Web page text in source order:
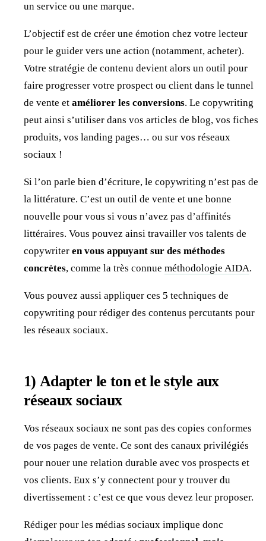
un service ou une marque.
L’objectif est de créer une émotion chez votre lecteur
pour le guider vers une action (notamment, acheter).
Votre stratégie de contenu devient alors un outil pour
faire progresser votre prospect ou client dans le tunnel
de vente et améliorer les conversions. Le copywriting
peut ainsi s’utiliser dans vos articles de blog, vos fiches
produits, vos landing pages… ou sur vos réseaux
sociaux !
Si l’on parle bien d’écriture, le copywriting n’est pas de
la littérature. C’est un outil de vente et une bonne
nouvelle pour vous si vous n’avez pas d’affinités
littéraires. Vous pouvez ainsi travailler vos talents de
copywriter en vous appuyant sur des méthodes
concrètes, comme la très connue méthodologie AIDA.
Vous pouvez aussi appliquer ces 5 techniques de
copywriting pour rédiger des contenus percutants pour
les réseaux sociaux.
1)Adapter le ton et le style aux
réseaux sociaux
Vos réseaux sociaux ne sont pas des copies conformes
de vos pages de vente. Ce sont des canaux privilégiés
pour nouer une relation durable avec vos prospects et
vos clients. Eux s’y connectent pour y trouver du
divertissement : c’est ce que vous devez leur proposer.
Rédiger pour les médias sociaux implique donc